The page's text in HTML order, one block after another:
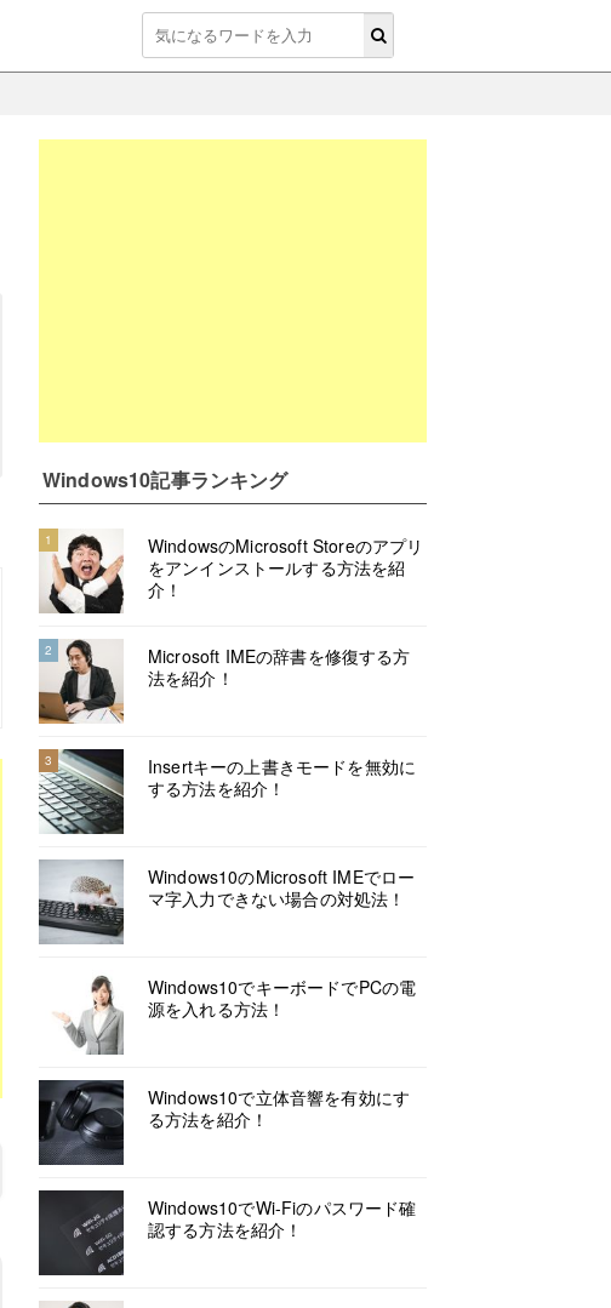
Windows10記事ランキング
1
WindowsのMicrosoft Storeのアプリ
をアンインストールする方法を紹
介！
2
Microsoft IMEの辞書を修復する方
法を紹介！
3
Insertキーの上書きモードを無効に
する方法を紹介！
Windows10のMicrosoft IMEでロー
マ字入力できない場合の対処法！
Windows10でキーボードでPCの電
源を入れる方法！
Windows10で立体音響を有効にす
る方法を紹介！
Windows10でWi-Fiのパスワード確
認する方法を紹介！